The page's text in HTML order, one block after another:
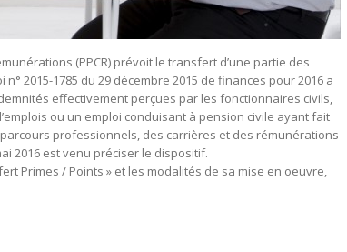
(PPCR) prévoit le transfert d’une partie des
2015-1785 du 29 décembre 2015 de finances pour 2016 a
effectivement perçues par les fonctionnaires civils,
ou un emploi conduisant à pension civile ayant fait
professionnels, des carrières et des rémunérations
2016 est venu préciser le dispositif.
Primes / Points » et les modalités de sa mise en oeuvre,